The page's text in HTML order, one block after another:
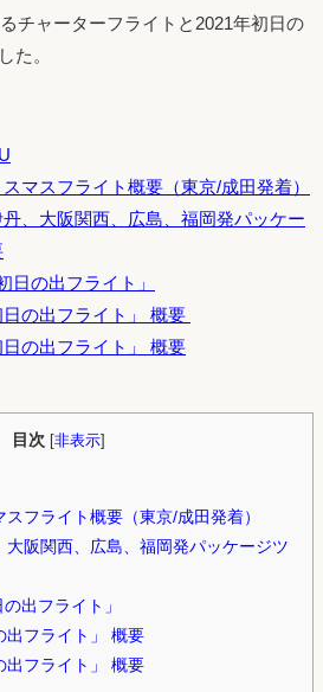
チャーターフライトと2021年初日の
た。
マスフライト概要（東京/成田発着）
、大阪関西、広島、福岡発パッケー
日の出フライト」
の出フライト」 概要
の出フライト」 概要
目次 [非表示]
フライト概要（東京/成田発着）
大阪関西、広島、福岡発パッケージツ
出フライト」
出フライト」 概要
出フライト」 概要